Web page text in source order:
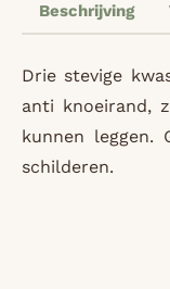
Beschrijving
Drie stevige
anti knoeirand,
kunnen
schilderen.